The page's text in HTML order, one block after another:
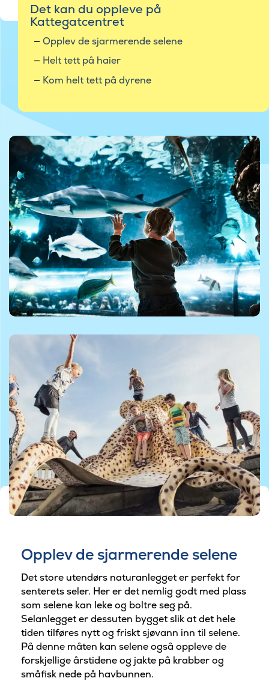
Det kan du oppleve på
Kattegatcentret
Opplev de sjarmerende selene
Helt tett på haier
Kom helt tett på dyrene
©Kattegatcenteret
©Kattegatcenteret
©kattegatcenteret
Opplev de sjarmerende selene
Det store utendørs naturanlegget er perfekt for
senterets seler. Her er det nemlig godt med plass
som selene kan leke og boltre seg på.
Selanlegget er dessuten bygget slik at det hele
tiden tilføres nytt og friskt sjøvann inn til selene.
På denne måten kan selene også oppleve de
forskjellige årstidene og jakte på krabber og
småfisk nede på havbunnen.